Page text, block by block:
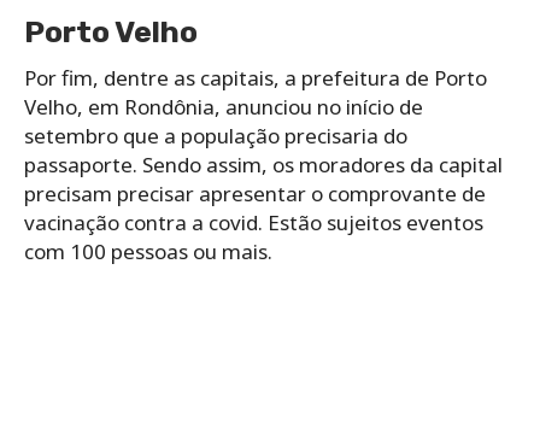
Porto Velho
Por fim, dentre as capitais, a prefeitura de Porto
Velho, em Rondônia, anunciou no início de
setembro que a população precisaria do
passaporte. Sendo assim, os moradores da capital
precisam precisar apresentar o comprovante de
vacinação contra a covid. Estão sujeitos eventos
com 100 pessoas ou mais.